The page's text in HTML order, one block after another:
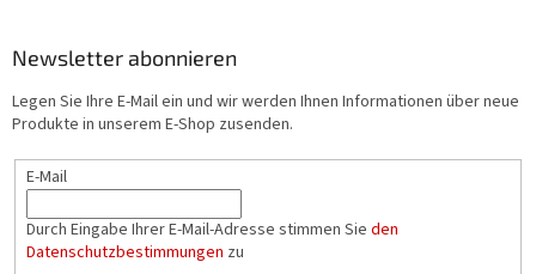
Newsletter abonnieren
Legen Sie Ihre E-Mail ein und wir werden Ihnen Informationen über neue
Produkte in unserem E-Shop zusenden.
E-Mail
Durch Eingabe Ihrer E-Mail-Adresse stimmen Sie den
Datenschutzbestimmungen zu